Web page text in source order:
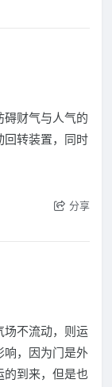
碍财气与人气的
回转装置，同时
分享
场不流动，则运
响，因为门是外
的到来，但是也